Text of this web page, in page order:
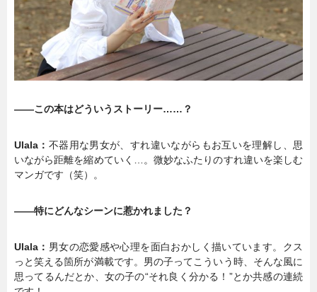
――この本はどういうストーリー……？
Ulala： 不器用な男女が、すれ違いながらもお互いを理解し、思
いながら距離を縮めていく…。微妙なふたりのすれ違いを楽しむ
マンガです（笑）。
――特にどんなシーンに惹かれました？
Ulala： 男女の恋愛感や心理を面白おかしく描いています。クス
っと笑える箇所が満載です。男の子ってこういう時、そんな風に
思ってるんだとか、女の子の“それ良く分かる！”とか共感の連続